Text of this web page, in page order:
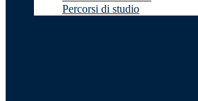
Percorsi di studio